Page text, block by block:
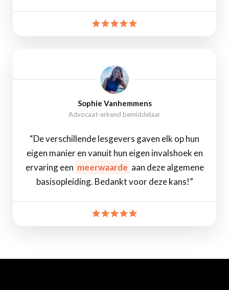
Sophie Vanhemmens
Advocaat-erkend bemiddelaar
“De verschillende lesgevers gaven elk op hun
eigen manier en vanuit hun eigen invalshoek en
ervaring een meerwaarde aan deze algemene
basisopleiding. Bedankt voor deze kans!”